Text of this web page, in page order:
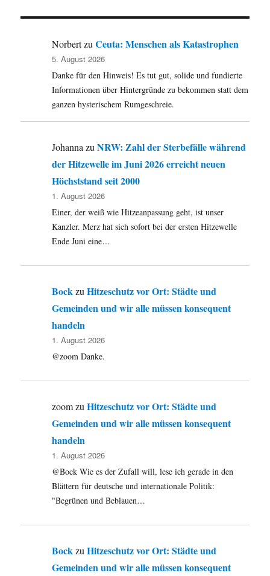
NorbertzuCeuta: Menschen als Katastrophen
5. August 2026
Danke für den Hinweis! Es tut gut, solide und fundierte
Informationen über Hintergründe zu bekommen statt dem
ganzen hysterischem Rumgeschreie.
Johanna zuNRW: Zahl der Sterbefälle während
der Hitzewelle im Juni 2026 erreicht neuen
Höchststand seit 2000
1. August 2026
Einer, der weiß wie Hitzeanpassung geht, ist unser
Kanzler. Merz hat sich sofort bei der ersten Hitzewelle
Ende Juni eine…
BockzuHitzeschutz vor Ort: Städte und
Gemeinden und wir alle müssen konsequent
handeln
1. August 2026
@zoom Danke.
zoomzuHitzeschutz vor Ort: Städte und
Gemeinden und wir alle müssen konsequent
handeln
1. August 2026
@Bock Wie es der Zufall will, lese ich gerade in den
Blättern für deutsche und internationale Politik:
"Begrünen und Beblauen…
BockzuHitzeschutz vor Ort: Städte und
Gemeinden und wir alle müssen konsequent